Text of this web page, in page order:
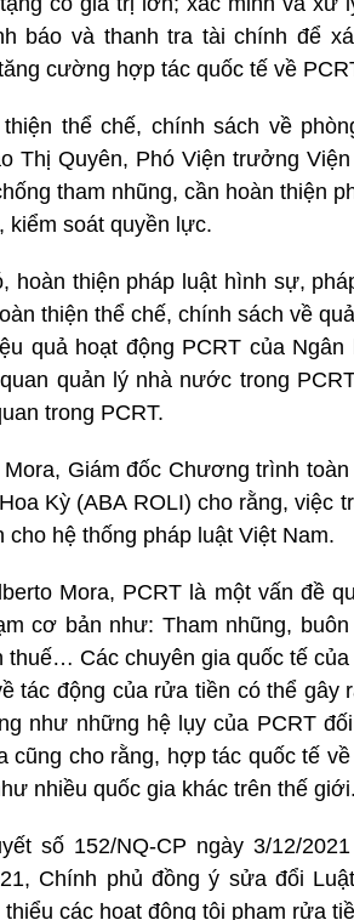
báo và thanh tra tài chính để
cường hợp tác quốc tế về
thiện thể chế, chính sách về
Thị Quyên, Phó Viện trưởng
tham nhũng, cần hoàn thiện
kiểm soát quyền lực.
hoàn thiện pháp luật hình sự,
thiện thể chế, chính sách về
quả hoạt động PCRT của
quản lý nhà nước trong
trong PCRT.
Mora, Giám đốc Chương trình
Kỳ (ABA ROLI) cho rằng, việc
cho hệ thống pháp luật Việt Nam.
Mora, PCRT là một vấn đề
cơ bản như: Tham nhũng,
thuế… Các chuyên gia quốc tế
tác động của rửa tiền có thể
như những hệ lụy của PCRT
cũng cho rằng, hợp tác quốc tế
nhiều quốc gia khác trên thế giới.
số 152/NQ-CP ngày 3/12/
Chính phủ đồng ý sửa đổi
thiểu các hoạt động tội phạm rửa